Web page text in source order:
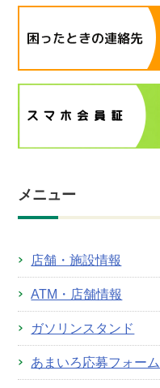
メニュー
店舗・施設情報
ATM・店舗情報
ガソリンスタンド
あまいろ応募フォーム